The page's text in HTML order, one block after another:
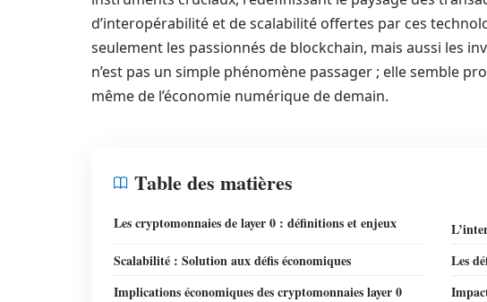
d’interopérabilité et de scalabilité offertes par ces
seulement les passionnés de blockchain, mais aussi les
n’est pas un simple phénomène passager ; elle semble
même de l’économie numérique de demain.
Table des matières
Les cryptomonnaies de layer 0 : définitions et enjeux
Scalabilité : Solution aux défis économiques
Les
Implications économiques des cryptomonnaies layer 0